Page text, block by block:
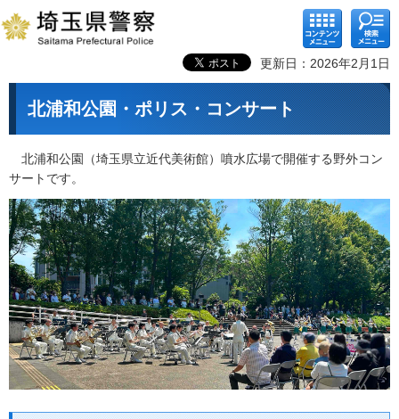
コンテ
ンツメ
ニュー
検索メ
ニュー
更新日：2026年2月1日
北浦和公園・ポリス・コンサート
北浦和公園（埼玉県立近代美術館）噴水広場で開催する野外コン
サートです。